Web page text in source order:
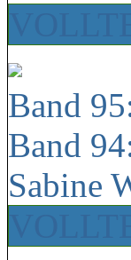
Band
Band
Sabine